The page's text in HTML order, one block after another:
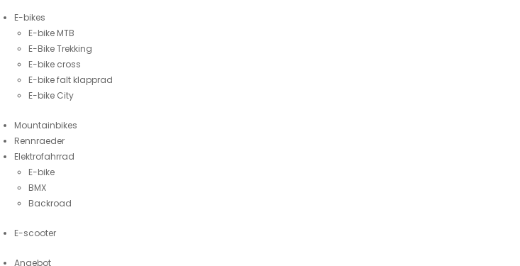
E-bikes
E-bike MTB
E-Bike Trekking
E-bike cross
E-bike falt klapprad
E-bike City
Mountainbikes
Rennraeder
Elektrofahrrad
E-bike
BMX
Backroad
E-scooter
Angebot